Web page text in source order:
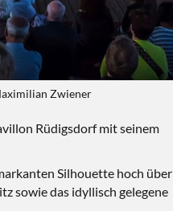
Zwiener
Rüdigsdorf mit seinem
Silhouette hoch über
sowie das idyllisch gelegene